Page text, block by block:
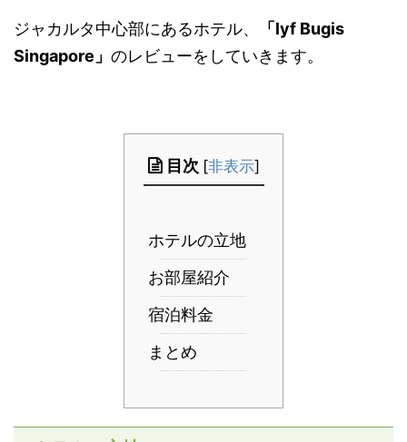
ジャカルタ中心部にあるホテル、
「lyf Bugis
Singapore」 のレビューをしていきます。
目次 [非表示]
ホテルの立地
お部屋紹介
宿泊料金
まとめ